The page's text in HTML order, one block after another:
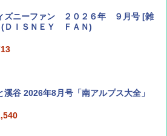
ズニーファン ２０２６年 ９月号 [雑
ＤＩＳＮＥＹ ＦＡＮ)
溪谷 2026年8月号「南アルプス大全」